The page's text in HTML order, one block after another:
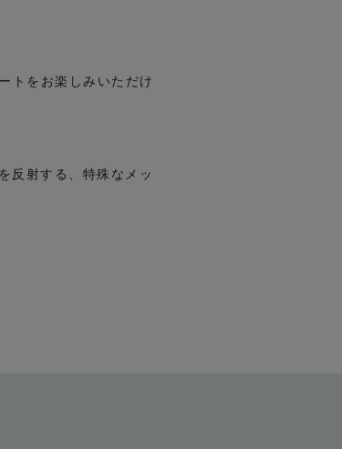
トをお楽しみいただけ
反射する、特殊なメッ